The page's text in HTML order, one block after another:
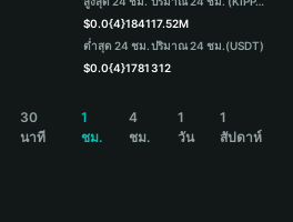
$0.0{4}1841
ต่ำสุด 24 ชม.
$0.0{4}1781
17.52M
ปริมาณ 24 ชม.(USDT)
312
30
นาที
1
ชม.
4
ชม.
1
วัน
1
สัปดาห์